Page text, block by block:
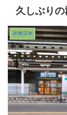
久しぶり
JR東日本